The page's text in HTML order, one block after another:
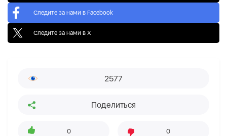
Следите за нами в Facebook
Следите за нами в X
2577
Поделиться
0 0